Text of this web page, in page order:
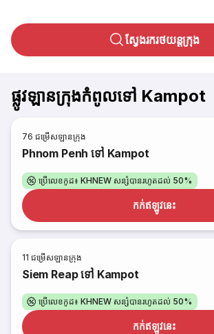
ស្វែងរករថយន្តក្រុង
ផ្លូវឡានក្រុងកំពូលទៅ Kampot
76 ជម្រើសឡានក្រុង
Phnom Penh ទៅ Kampot
ប្រើលេខកូដ៖ KHNEW សន្សំបានរហូតដល់ 50%
កក់​ឥឡូវនេះ
11 ជម្រើសឡានក្រុង
Siem Reap ទៅ Kampot
ប្រើលេខកូដ៖ KHNEW សន្សំបានរហូតដល់ 50%
កក់​ឥឡូវនេះ